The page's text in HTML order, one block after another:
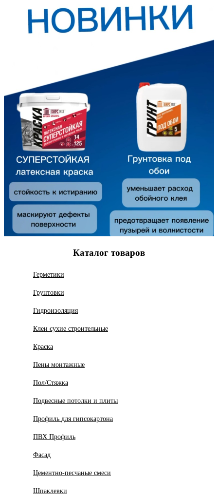
Каталог товаров
Герметики
Грунтовки
Гидроизоляция
Клеи сухие строительные
Краска
Пены монтажные
Пол/Стяжка
Подвесные потолки и плиты
Профиль для гипсокартона
ПВХ Профиль
Фасад
Цементно-песчаные смеси
Шпаклевки